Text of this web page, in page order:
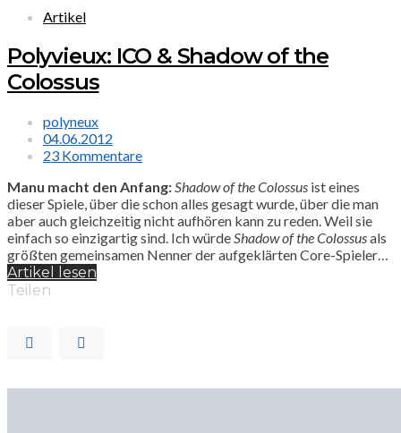
Artikel
Polyvieux: ICO & Shadow of the
Colossus
polyneux
04.06.2012
23 Kommentare
Manu macht den Anfang:Shadow of the Colossus ist eines
dieser Spiele, über die schon alles gesagt wurde, über die man
aber auch gleichzeitig nicht aufhören kann zu reden. Weil sie
einfach so einzigartig sind. Ich würdeShadow of the Colossusals
größten gemeinsamen Nenner der aufgeklärten Core-Spieler…
Artikel lesen
Teilen